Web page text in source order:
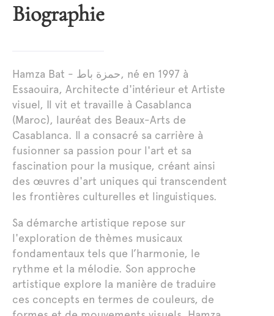
Biographie
Hamza Bat - حمزة باط, né en 1997 à
Essaouira, Architecte d'intérieur et Artiste
visuel, Il vit et travaille à Casablanca
(Maroc), lauréat des Beaux-Arts de
Casablanca. Il a consacré sa carrière à
fusionner sa passion pour l'art et sa
fascination pour la musique, créant ainsi
des œuvres d'art uniques qui transcendent
les frontières culturelles et linguistiques.
Sa démarche artistique repose sur
l'exploration de thèmes musicaux
fondamentaux tels que l’harmonie, le
rythme et la mélodie. Son approche
artistique explore la manière de traduire
ces concepts en termes de couleurs, de